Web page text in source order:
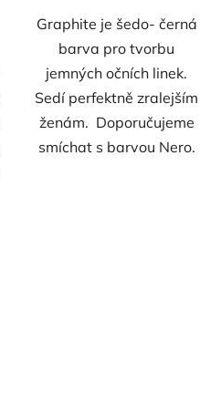
Graphite je šedo- černá
barva pro tvorbu
jemných očních linek.
Sedí perfektně zralejším
ženám. Doporučujeme
smíchat s barvou Nero.